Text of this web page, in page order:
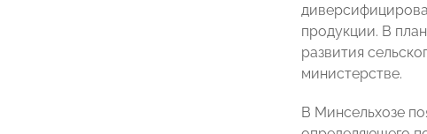
продукции. В
развития
министерстве.
В Минсельхозе